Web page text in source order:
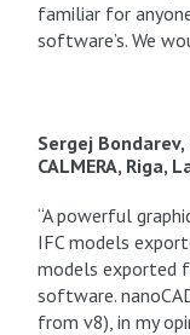
familiar for
software’s. We
Sergej
CALMERA, Riga,
“A powerful
IFC models
models exported
software.
from v8), in my